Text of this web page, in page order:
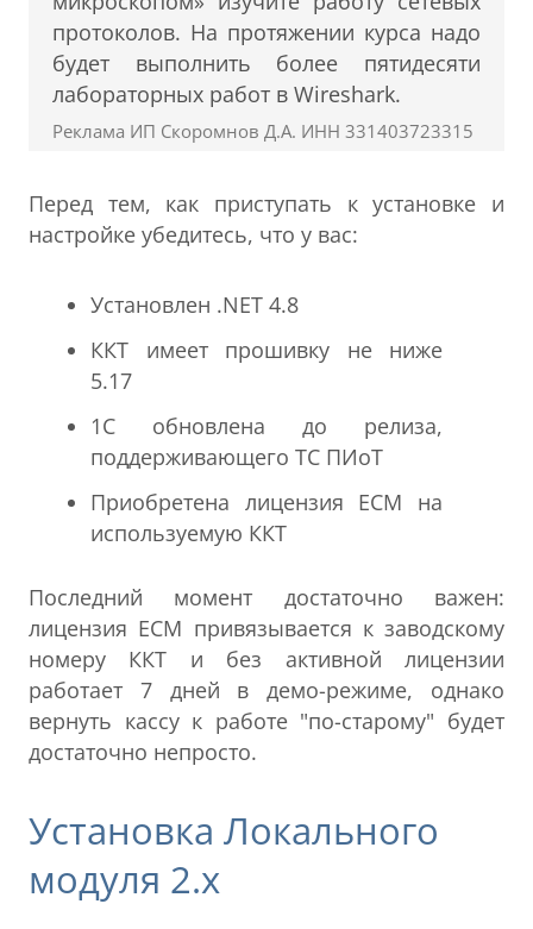
протоколов. На протяжении курса надо
будет выполнить более пятидесяти
лабораторных работ в Wireshark.
Реклама ИП Скоромнов Д.А. ИНН 331403723315
Перед тем, как приступать к установке и
настройке убедитесь, что у вас:
Установлен .NET 4.8
ККТ имеет прошивку не ниже
5.17
1С обновлена до релиза,
поддерживающего ТС ПИоТ
Приобретена лицензия ЕСМ на
используемую ККТ
Последний момент достаточно важен:
лицензия ЕСМ привязывается к заводскому
номеру ККТ и без активной лицензии
работает 7 дней в демо-режиме, однако
вернуть кассу к работе "по-старому" будет
достаточно непросто.
Установка Локального
модуля 2.х